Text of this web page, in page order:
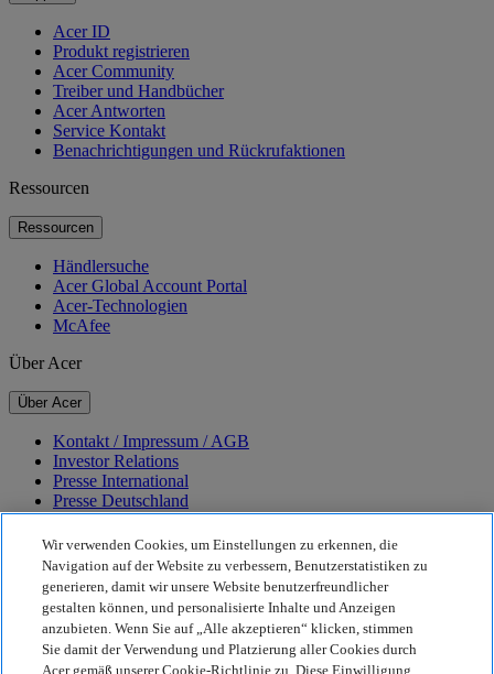
Acer ID
Produkt registrieren
Acer Community
Treiber und Handbücher
Acer Antworten
Service Kontakt
Benachrichtigungen und Rückrufaktionen
Ressourcen
Ressourcen
Händlersuche
Acer Global Account Portal
Acer-Technologien
McAfee
Über Acer
Über Acer
Kontakt / Impressum / AGB
Investor Relations
Presse International
Presse Deutschland
Auszeichnungen
Veranstaltungen
Nachhaltigkeit
Nachhaltigkeit
Corporate Social Responsibility
Wir verwenden Cookies, um Einstellungen zu erkennen, die
Navigation auf der Website zu verbessern, Benutzerstatistiken zu
generieren, damit wir unsere Website benutzerfreundlicher
gestalten können, und personalisierte Inhalte und Anzeigen
anzubieten. Wenn Sie auf „Alle akzeptieren“ klicken, stimmen
Sie damit der Verwendung und Platzierung aller Cookies durch
Acer gemäß unserer Cookie-Richtlinie zu. Diese Einwilligung